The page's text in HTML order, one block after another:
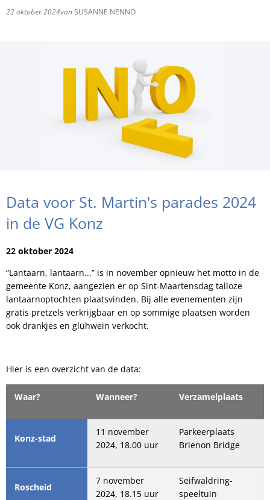
22 oktober 2024vanSUSANNE NENNO
Data voor St. Martin's parades 2024
in de VG Konz
22 oktober 2024
“Lantaarn, lantaarn...” is in november opnieuw het motto in de
gemeente Konz, aangezien er op Sint-Maartensdag talloze
lantaarnoptochten plaatsvinden. Bij alle evenementen zijn
gratis pretzels verkrijgbaar en op sommige plaatsen worden
ook drankjes en glühwein verkocht.
Hier is een overzicht van de data:
Waar? Wanneer? Verzamelplaats
Konz-stad
11 november
2024, 18.00 uur
Parkeerplaats
Brienon Bridge
Roscheid
7 november
2024, 18.15 uur
Seifwaldring-
speeltuin